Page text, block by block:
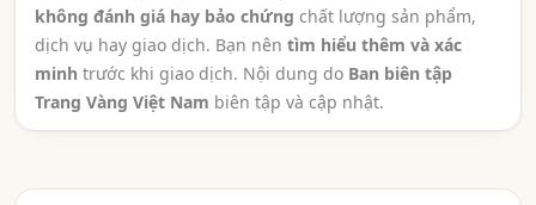
không đánh giá hay bảo chứng chất lượng sản phẩm,
dịch vụ hay giao dịch. Bạn nên tìm hiểu thêm và xác
minh trước khi giao dịch. Nội dung do Ban biên tập
Trang Vàng Việt Nam biên tập và cập nhật.